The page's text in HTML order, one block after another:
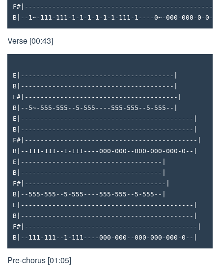
B|--1~-111-111-1-1-1-1-1-1-111-1----0~-000-000-0-0-
Verse [00:43]
E|---------------------------------------|
B|---------------------------------------|
F#|---------------------------------------|
B|--5~-555-555--5-555----555-555--5-555--|
E|--------------------------------------------|
B|--------------------------------------------|
F#|--------------------------------------------|
B|--111-111--1-111----000-000--000-000-000-0--|
E|------------------------------------|
B|------------------------------------|
F#|------------------------------------|
B|--555-555--5-555----555-555--5-555--|
E|--------------------------------------------|
B|--------------------------------------------|
F#|--------------------------------------------|
B|--111-111--1-111----000-000--000-000-000-0--|
Pre-chorus [01:05]